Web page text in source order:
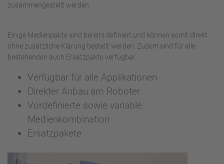
zusammengestellt werden.
Einige Medienpakte sind bereits definiert und können somit direkt
ohne zusätzliche Klärung bestellt werden. Zudem sind für alle
bestehenden auch Ersatzpakte verfügbar.
Verfügbar für alle Applikationen
Direkter Anbau am Roboter
Vordefinierte sowie variable
Medienkombination
Ersatzpakete